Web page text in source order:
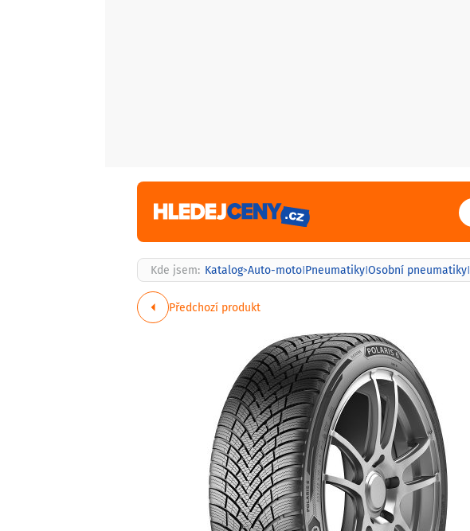
Kde jsem: Katalog>Auto-moto|Pneumatiky|Osobní pneumatiky|
Předchozí produkt